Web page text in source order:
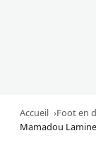
Accueil
Foot en
Mamadou